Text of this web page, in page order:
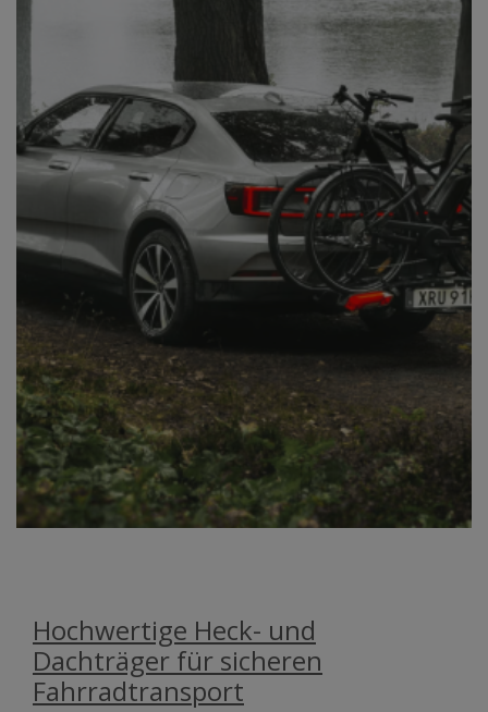
Hochwertige Heck- und
Dachträger für sicheren
Fahrradtransport